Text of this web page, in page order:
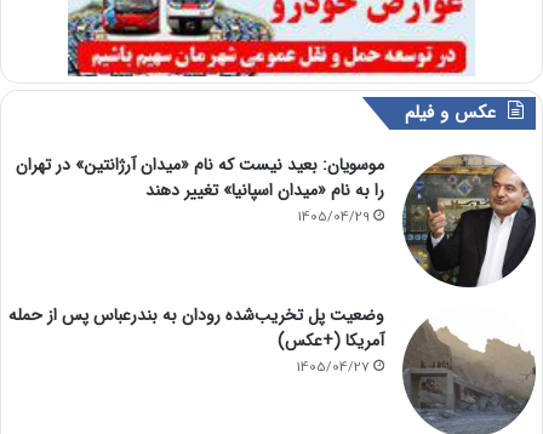
عکس و فیلم
موسویان: بعید نیست که نام «میدان آرژانتین» در تهران
را به نام «میدان اسپانیا» تغییر دهند
1405/04/29
وضعیت پل تخریب‌شده رودان به بندرعباس پس از حمله
آمریکا (+عکس)
1405/04/27